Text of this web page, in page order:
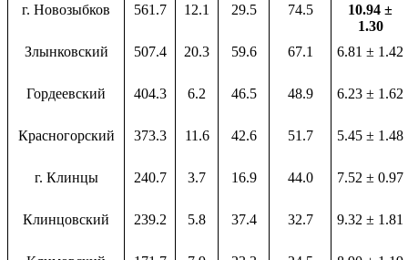
г. Новозыбков 561.7 12.1 29.5 74.5
10.94 ±
1.30
Злынковский
507.4 20.3 59.6 67.1 6.81 ± 1.42
Гордеевский 404.3 6.2 46.5 48.9 6.23 ± 1.62
Красногорский 373.3 11.6 42.6 51.7 5.45 ± 1.48
г. Клинцы 240.7 3.7 16.9 44.0 7.52 ± 0.97
Клинцовский 239.2 5.8 37.4 32.7 9.32 ± 1.81